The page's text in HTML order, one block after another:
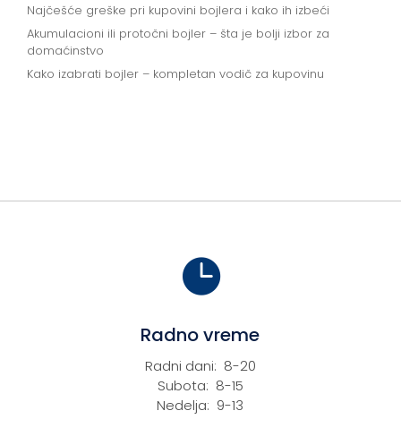
Najčešće greške pri kupovini bojlera i kako ih izbeći
Akumulacioni ili protočni bojler – šta je bolji izbor za
domaćinstvo
Kako izabrati bojler – kompletan vodič za kupovinu

Radno vreme
Radni dani: 8-20
Subota: 8-15
Nedelja: 9-13